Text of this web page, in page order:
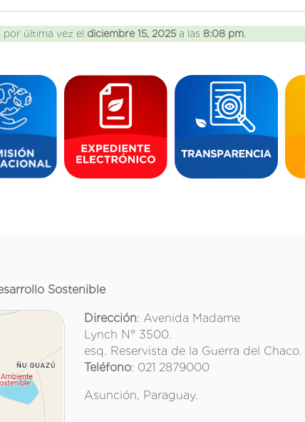
última vez el diciembre 15, 2025 a las 8:08 pm
Sostenible
Dirección: Avenida Madame
Lynch N° 3500.
esq. Reservista de la Guerra del Chaco.
Teléfono: 021 2879000
Asunción, Paraguay.